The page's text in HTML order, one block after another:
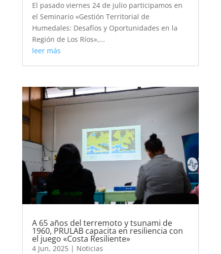
El pasado viernes 24 de julio participamos en
el Seminario «Gestión Territorial de
Humedales: Desafíos y Oportunidades en la
Región de Los Ríos»,...
leer más
A 65 años del terremoto y tsunami de
1960, PRULAB capacita en resiliencia con
el juego «Costa Resiliente»
4 Jun, 2025| Noticias